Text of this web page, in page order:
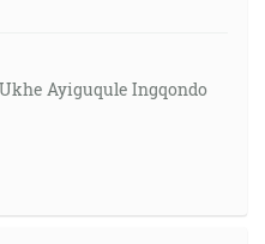
Ayiguqule Ingqondo